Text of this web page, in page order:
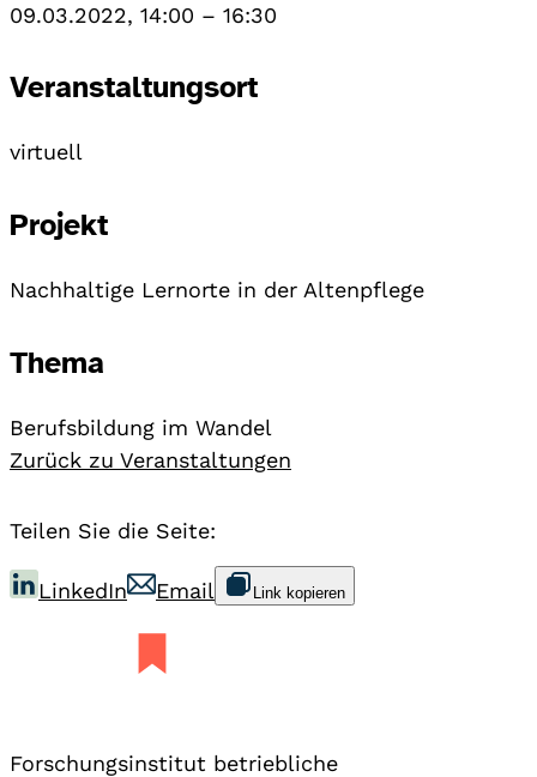
09.03.2022, 14:00 – 16:30
Veranstaltungsort
virtuell
Projekt
Nachhaltige Lernorte in der Altenpflege
Thema
Berufsbildung im Wandel
Zurück zu Veranstaltungen
Teilen Sie die Seite:
LinkedIn Email Link kopieren
Forschungsinstitut betriebliche